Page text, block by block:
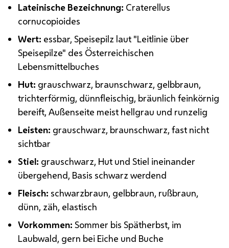
Lateinische Bezeichnung: Craterellus
cornucopioides
Wert: essbar, Speisepilz laut "Leitlinie über
Speisepilze" des Österreichischen
Lebensmittelbuches
Hut: grauschwarz, braunschwarz, gelbbraun,
trichterförmig, dünnfleischig, bräunlich feinkörnig
bereift, Außenseite meist hellgrau und runzelig
Leisten: grauschwarz, braunschwarz, fast nicht
sichtbar
Stiel: grauschwarz, Hut und Stiel ineinander
übergehend, Basis schwarz werdend
Fleisch: schwarzbraun, gelbbraun, rußbraun,
dünn, zäh, elastisch
Vorkommen: Sommer bis Spätherbst, im
Laubwald, gern bei Eiche und Buche